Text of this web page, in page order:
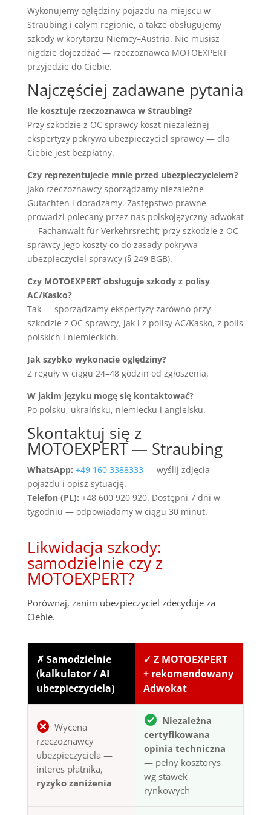
Wykonujemy oględziny pojazdu na miejscu w
Straubing i całym regionie, a także obsługujemy
szkody w korytarzu Niemcy–Austria. Nie musisz
nigdzie dojeżdżać — rzeczoznawca MOTOEXPERT
przyjedzie do Ciebie.
Najczęściej zadawane pytania
Ile kosztuje rzeczoznawca w Straubing?
Przy szkodzie z OC sprawcy koszt niezależnej
ekspertyzy pokrywa ubezpieczyciel sprawcy — dla
Ciebie jest bezpłatny.
Czy reprezentujecie mnie przed ubezpieczycielem?
Jako rzeczoznawcy sporządzamy niezależne
Gutachten i doradzamy. Zastępstwo prawne
prowadzi polecany przez nas polskojęzyczny adwokat
— Fachanwalt für Verkehrsrecht; przy szkodzie z OC
sprawcy jego koszty co do zasady pokrywa
ubezpieczyciel sprawcy (§ 249 BGB).
Czy MOTOEXPERT obsługuje szkody z polisy
AC/Kasko?
Tak — sporządzamy ekspertyzy zarówno przy
szkodzie z OC sprawcy, jak i z polisy AC/Kasko, z polis
polskich i niemieckich.
Jak szybko wykonacie oględziny?
Z reguły w ciągu 24–48 godzin od zgłoszenia.
W jakim języku mogę się kontaktować?
Po polsku, ukraińsku, niemiecku i angielsku.
Skontaktuj się z
MOTOEXPERT — Straubing
WhatsApp: +49 160 3388333 — wyślij zdjęcia
pojazdu i opisz sytuację.
Telefon (PL): +48 600 920 920. Dostępni 7 dni w
tygodniu — odpowiadamy w ciągu 30 minut.
Likwidacja szkody:
samodzielnie czy z
MOTOEXPERT?
Porównaj, zanim ubezpieczyciel zdecyduje za
Ciebie.
✗ Samodzielnie
(kalkulator / AI
ubezpieczyciela)
✓ Z MOTOEXPERT
+ rekomendowany
Adwokat
Wycena
rzeczoznawcy
ubezpieczyciela —
interes płatnika,
ryzyko zaniżenia
Niezależna
certyfikowana
opinia techniczna
— pełny kosztorys
wg stawek
rynkowych